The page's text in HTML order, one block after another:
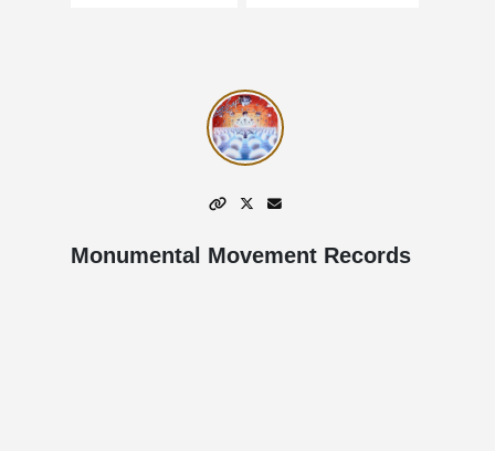
Monumental Movement Records